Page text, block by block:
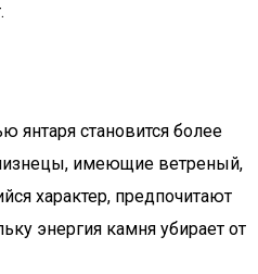
янтаря становится более
имеющие ветреный,
характер, предпочитают
энергия камня убирает от